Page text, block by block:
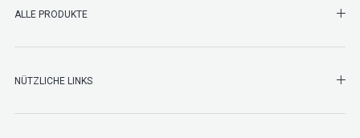
ALLE PRODUKTE
NÜTZLICHE LINKS